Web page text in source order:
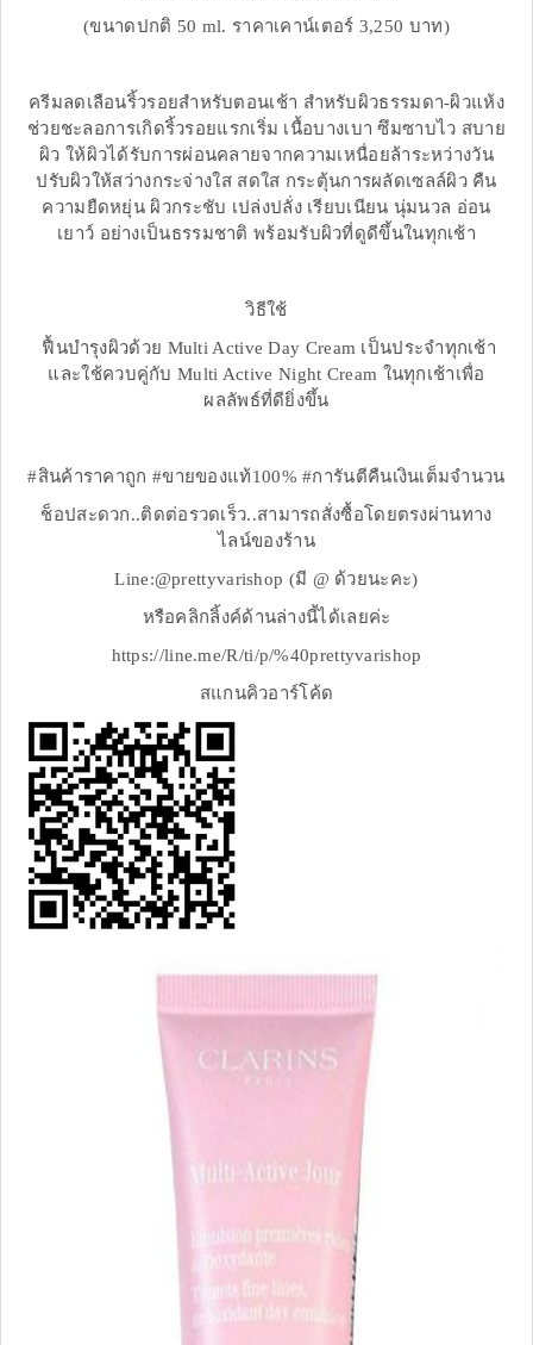
(ขนาดปกติ 50 ml. ราคาเคาน์เตอร์ 3,250 บาท)
ครีมลดเลือนริ้วรอยสำหรับตอนเช้า สำหรับผิวธรรมดา-ผิวแห้ง
ช่วยชะลอการเกิดริ้วรอยแรกเริ่ม เนื้อบางเบา ซึมซาบไว สบาย
ผิว ให้ผิวได้รับการผ่อนคลายจากความเหนื่อยล้าระหว่างวัน
ปรับผิวให้สว่างกระจ่างใส สดใส กระตุ้นการผลัดเซลล์ผิว คืน
ความยืดหยุ่น ผิวกระชับ เปล่งปลั่ง เรียบเนียน นุ่มนวล อ่อน
เยาว์ อย่างเป็นธรรมชาติ พร้อมรับผิวที่ดูดีขึ้นในทุกเช้า
วิธีใช้
ฟื้นบำรุงผิวด้วย Multi Active Day Cream เป็นประจำทุกเช้า
และใช้ควบคู่กับ Multi Active Night Cream ในทุกเช้าเพื่อ
ผลลัพธ์ที่ดียิ่งขึ้น
#สินค้าราคาถูก #ขายของแท้100% #การันตีคืนเงินเต็มจำนวน
ช็อปสะดวก..ติดต่อรวดเร็ว..สามารถสั่งซื้อโดยตรงผ่านทาง
ไลน์ของร้าน
Line:@prettyvarishop (มี @ ด้วยนะคะ)
หรือคลิกลิ้งค์ด้านล่างนี้ได้เลยค่ะ
https://line.me/R/ti/p/%40prettyvarishop
สแกนคิวอาร์โค้ด